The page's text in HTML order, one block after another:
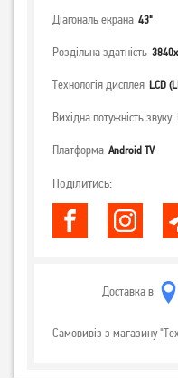
Діагональ екрана 43"
Роздільна здатність
Технологія дисплея LCD
Вихідна потужність звуку,
Платформа Android TV
Поділитись:
Доставка в
Самовивіз з магазину